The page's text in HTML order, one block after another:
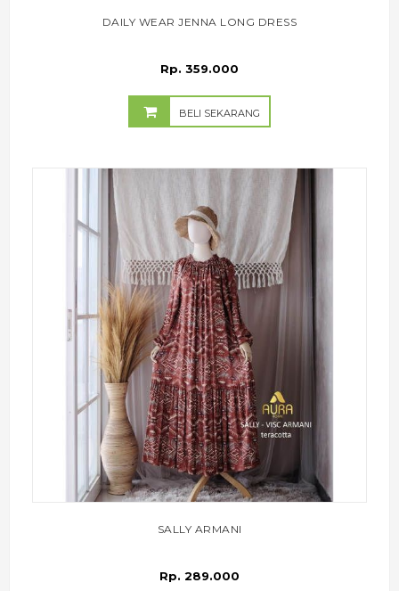
DAILY WEAR JENNA LONG DRESS
Rp. 359.000
BELI SEKARANG
SALLY ARMANI
Rp. 289.000